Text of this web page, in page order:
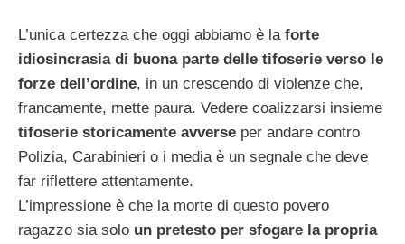
L’unica certezza che oggi abbiamo è la forte
idiosincrasia di buona parte delle tifoserie verso le
forze dell’ordine, in un crescendo di violenze che,
francamente, mette paura. Vedere coalizzarsi insieme
tifoserie storicamente avverse per andare contro
Polizia, Carabinieri o i media è un segnale che deve
far riflettere attentamente.
L’impressione è che la morte di questo povero
ragazzo sia solo un pretesto per sfogare la propria